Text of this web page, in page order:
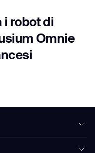
i robot di
Omnie